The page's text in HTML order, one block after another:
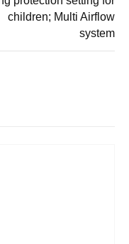
children; Multi Airflow
system